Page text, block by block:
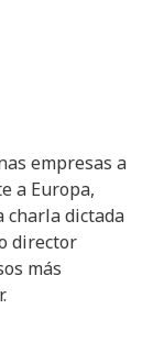
empresas a
a Europa,
charla dictada
director
más